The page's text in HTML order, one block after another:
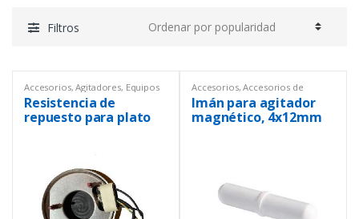
Filtros
Accesorios,Agitadores, Equipos
de Laboratorio
Resistencia de
repuesto para plato
Accesorios,Accesorios de
laboratorio Agitadores Equipos
de Laboratorio ,Varios
Imán para agitador
magnético, 4x12mm